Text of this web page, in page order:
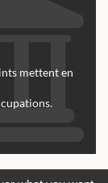
mettent en